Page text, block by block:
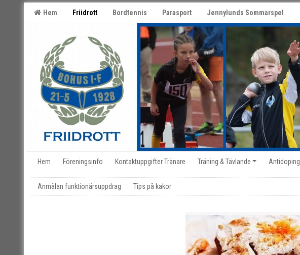
Hem Friidrott Bordtennis Parasport Jennylunds Sommarspel
Hem Föreningsinfo Kontaktuppgifter Tränare Träning & Tävlande Antidoping
Anmälan funktionärsuppdrag Tips på kakor